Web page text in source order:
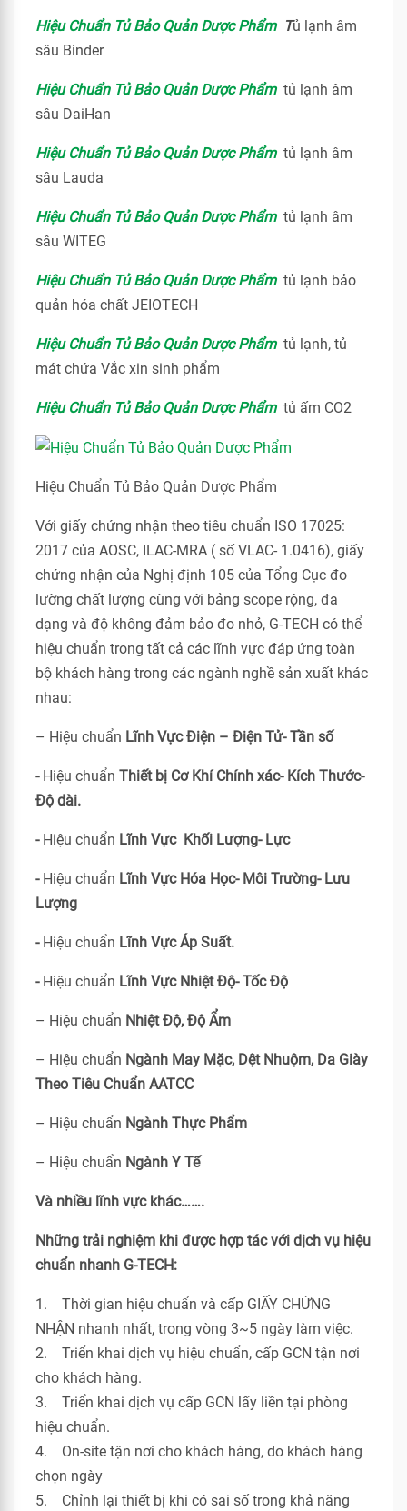
Hiệu Chuẩn Tủ Bảo Quản Dược PhẩmTủ lạnh âm
sâu Binder
Hiệu Chuẩn Tủ Bảo Quản Dược Phẩm tủ lạnh âm
sâu DaiHan
Hiệu Chuẩn Tủ Bảo Quản Dược Phẩm tủ lạnh âm
sâu Lauda
Hiệu Chuẩn Tủ Bảo Quản Dược Phẩm tủ lạnh âm
sâu WITEG
Hiệu Chuẩn Tủ Bảo Quản Dược Phẩm tủ lạnh bảo
quản hóa chất JEIOTECH
Hiệu Chuẩn Tủ Bảo Quản Dược Phẩm tủ lạnh, tủ
mát chứa Vắc xin sinh phẩm
Hiệu Chuẩn Tủ Bảo Quản Dược Phẩm tủ ấm CO2
Hiệu Chuẩn Tủ Bảo Quản Dược Phẩm
Với giấy chứng nhận theo tiêu chuẩn ISO 17025:
2017 của AOSC, ILAC-MRA ( số VLAC- 1.0416), giấy
chứng nhận của Nghị định 105 của Tổng Cục đo
lường chất lượng cùng với bảng scope rộng, đa
dạng và độ không đảm bảo đo nhỏ, G-TECH có thể
hiệu chuẩn trong tất cả các lĩnh vực đáp ứng toàn
bộ khách hàng trong các ngành nghề sản xuất khác
nhau:
– Hiệu chuẩn Lĩnh Vực Điện – Điện Tử- Tần số
- Hiệu chuẩn Thiết bị Cơ Khí Chính xác- Kích Thước-
Độ dài.
- Hiệu chuẩn Lĩnh Vực Khối Lượng- Lực
- Hiệu chuẩn Lĩnh Vực Hóa Học- Môi Trường- Lưu
Lượng
- Hiệu chuẩn Lĩnh Vực Áp Suất.
-Hiệu chuẩn Lĩnh Vực Nhiệt Độ- Tốc Độ
– Hiệu chuẩn Nhiệt Độ, Độ Ẩm
– Hiệu chuẩn Ngành May Mặc, Dệt Nhuộm, Da Giày
Theo Tiêu Chuẩn AATCC
– Hiệu chuẩn Ngành Thực Phẩm
– Hiệu chuẩn Ngành Y Tế
Và nhiều lĩnh vực khác…….
Những trải nghiệm khi được hợp tác với dịch vụ hiệu
chuẩn nhanh G-TECH:
1. Thời gian hiệu chuẩn và cấp GIẤY CHỨNG
NHẬN nhanh nhất, trong vòng 3~5 ngày làm việc.
2. Triển khai dịch vụ hiệu chuẩn, cấp GCN tận nơi
cho khách hàng.
3. Triển khai dịch vụ cấp GCN lấy liền tại phòng
hiệu chuẩn.
4. On-site tận nơi cho khách hàng, do khách hàng
chọn ngày
5. Chỉnh lại thiết bị khi có sai số trong khả năng